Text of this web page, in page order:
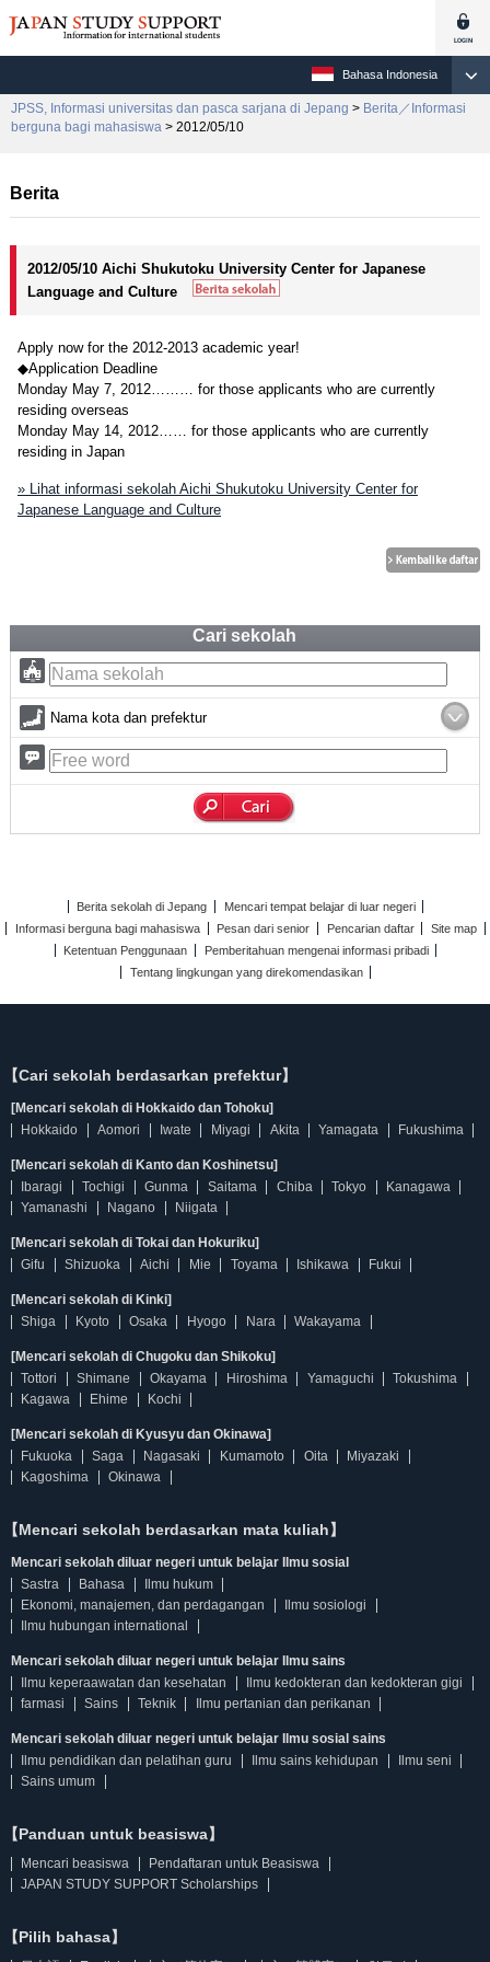
Bahasa Indonesia
JPSS, Informasi universitas dan pasca sarjana di Jepang > Berita／Informasi
berguna bagi mahasiswa > 2012/05/10
Berita
2012/05/10 Aichi Shukutoku University Center for Japanese
Language and Culture
Apply now for the 2012-2013 academic year!
◆Application Deadline
Monday May 7, 2012……… for those applicants who are currently
residing overseas
Monday May 14, 2012…… for those applicants who are currently
residing in Japan
» Lihat informasi sekolah Aichi Shukutoku University Center for
Japanese Language and Culture
Cari sekolah
Nama kota dan prefektur
Berita sekolah di Jepang
Mencari tempat belajar di luar negeri
Informasi berguna bagi mahasiswa
Pesan dari senior Pencarian daftar
Site map
Ketentuan Penggunaan
Pemberitahuan mengenai informasi pribadi
Tentang lingkungan yang direkomendasikan
【Cari sekolah berdasarkan prefektur】
[Mencari sekolah di Hokkaido dan Tohoku]
Hokkaido
Aomori Iwate Miyagi Akita Yamagata Fukushima
[Mencari sekolah di Kanto dan Koshinetsu]
Ibaragi
Tochigi Gunma Saitama Chiba Tokyo
Kanagawa
Yamanashi
Nagano Niigata
[Mencari sekolah di Tokai dan Hokuriku]
Gifu
Shizuoka Aichi Mie Toyama Ishikawa Fukui
[Mencari sekolah di Kinki]
Shiga
Kyoto Osaka Hyogo Nara Wakayama
[Mencari sekolah di Chugoku dan Shikoku]
Tottori
Shimane Okayama Hiroshima Yamaguchi
Tokushima
Kagawa
Ehime Kochi
[Mencari sekolah di Kyusyu dan Okinawa]
Fukuoka
Saga Nagasaki Kumamoto Oita
Miyazaki
Kagoshima
Okinawa
【Mencari sekolah berdasarkan mata kuliah】
Mencari sekolah diluar negeri untuk belajar Ilmu sosial
Sastra
Bahasa
Ilmu hukum
Ekonomi, manajemen, dan perdagangan
Ilmu sosiologi
Ilmu hubungan international
Mencari sekolah diluar negeri untuk belajar Ilmu sains
Ilmu keperaawatan dan kesehatan
Ilmu kedokteran dan kedokteran gigi
farmasi
Sains Teknik Ilmu pertanian dan perikanan
Mencari sekolah diluar negeri untuk belajar Ilmu sosial sains
Ilmu pendidikan dan pelatihan guru
Ilmu sains kehidupan
Ilmu seni
Sains umum
【Panduan untuk beasiswa】
Mencari beasiswa
Pendaftaran untuk Beasiswa
JAPAN STUDY SUPPORT Scholarships
【Pilih bahasa】